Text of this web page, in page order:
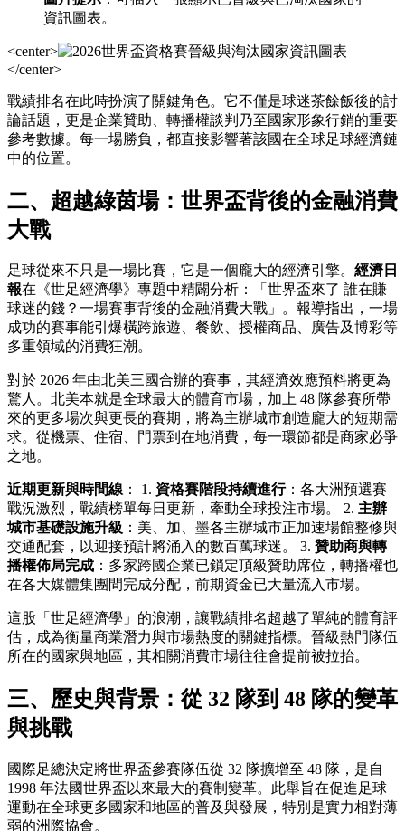
資訊圖表。
<center>
</center>
戰績排名在此時扮演了關鍵角色。它不僅是球迷茶餘飯後的討
論話題，更是企業贊助、轉播權談判乃至國家形象行銷的重要
參考數據。每一場勝負，都直接影響著該國在全球足球經濟鏈
中的位置。
二、超越綠茵場：世界盃背後的金融消費
大戰
足球從來不只是一場比賽，它是一個龐大的經濟引擎。 經濟日
報在《世足經濟學》專題中精闢分析：「世界盃來了 誰在賺
球迷的錢？一場賽事背後的金融消費大戰」。報導指出，一場
成功的賽事能引爆橫跨旅遊、餐飲、授權商品、廣告及博彩等
多重領域的消費狂潮。
對於 2026 年由北美三國合辦的賽事，其經濟效應預料將更為
驚人。北美本就是全球最大的體育市場，加上 48 隊參賽所帶
來的更多場次與更長的賽期，將為主辦城市創造龐大的短期需
求。從機票、住宿、門票到在地消費，每一環節都是商家必爭
之地。
近期更新與時間線 ： 1. 資格賽階段持續進行：各大洲預選賽
戰況激烈，戰績榜單每日更新，牽動全球投注市場。 2. 主辦
城市基礎設施升級 ：美、加、墨各主辦城市正加速場館整修與
交通配套，以迎接預計將涌入的數百萬球迷。 3. 贊助商與轉
播權佈局完成 ：多家跨國企業已鎖定頂級贊助席位，轉播權也
在各大媒體集團間完成分配，前期資金已大量流入市場。
這股「世足經濟學」的浪潮，讓戰績排名超越了單純的體育評
估，成為衡量商業潛力與市場熱度的關鍵指標。晉級熱門隊伍
所在的國家與地區，其相關消費市場往往會提前被拉抬。
三、歷史與背景：從 32 隊到 48 隊的變革
與挑戰
國際足總決定將世界盃參賽隊伍從 32 隊擴增至 48 隊，是自
1998 年法國世界盃以來最大的賽制變革。此舉旨在促進足球
運動在全球更多國家和地區的普及與發展，特別是實力相對薄
弱的洲際協會。